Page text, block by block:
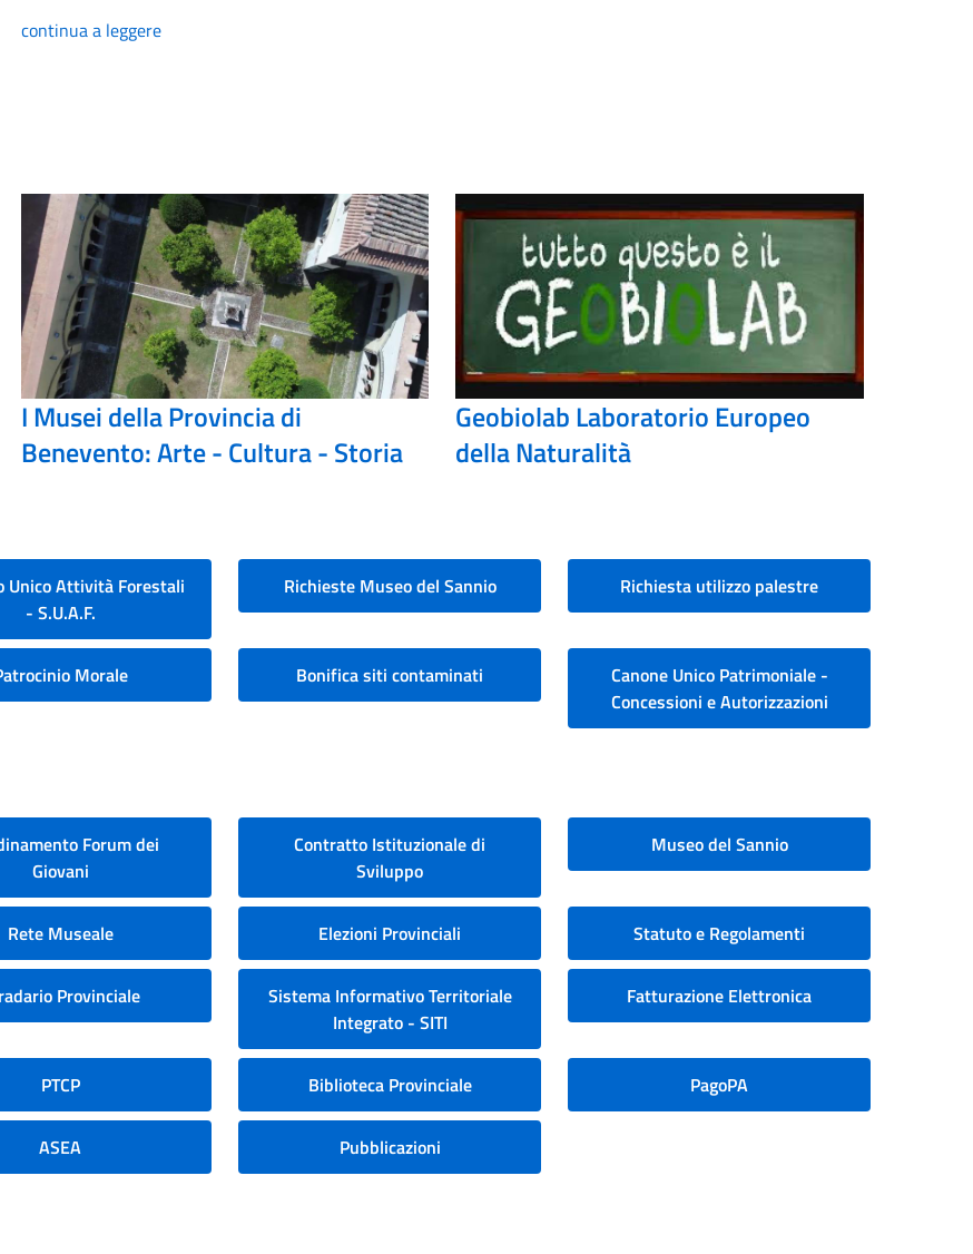
continua a leggere
I Musei della Provincia di
Benevento: Arte - Cultura - Storia
Geobiolab Laboratorio Europeo
della Naturalità
Unico Attività Forestali
- S.U.A.F.
Richieste Museo del Sannio Richiesta utilizzo palestre
Morale Bonifica siti contaminati
Canone Unico Patrimoniale -
Concessioni e Autorizzazioni
Forum dei
Giovani
Contratto Istituzionale di
Sviluppo
Museo del Sannio
Rete Museale Elezioni Provinciali Statuto e Regolamenti
Provinciale
Sistema Informativo Territoriale
Integrato - SITI
Fatturazione Elettronica
PTCP Biblioteca Provinciale PagoPA
ASEA Pubblicazioni